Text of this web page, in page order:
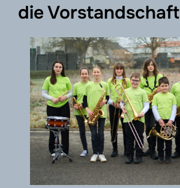
die Vorstandschaft